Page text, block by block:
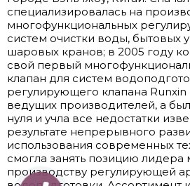
специализировалась на
многофункциональных
систем очистки воды, бытовых
шаровых кранов; в 2005 году
свой первый
клапан для систем
регулирующего клапана
ведущих производителей, а
нуля и учла все недостатки
результате непрерывного
использования современных
смогла занять позицию
производству регулирующей